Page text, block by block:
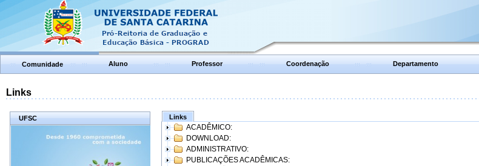
Comunidade Aluno Professor Coordenação Departamento
Links
UFSC Links
ACADÊMICO:
DOWNLOAD:
ADMINISTRATIVO:
PUBLICAÇÕES ACADÊMICAS: